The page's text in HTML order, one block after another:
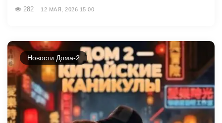
282 12 МАЯ, 2026 15:00
Новости Дома-2